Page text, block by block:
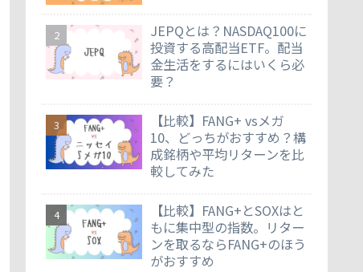
JEPQとは？NASDAQ100に
投資する高配当ETF。配当
金生活をするにはいくら必
要？
【比較】FANG+ vsメガ
10、どっちがおすすめ？構
成銘柄や平均リターンを比
較してみた
【比較】FANG+とSOXはと
もに集中型の指数。リター
ンを取るならFANG+のほう
がおすすめ